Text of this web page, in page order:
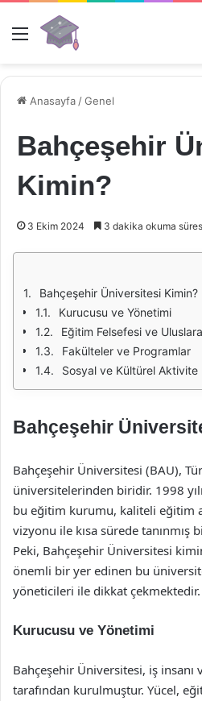
Menü
Anasayfa /Genel
Bahçeşehir
Kimin?
3 Ekim 2024 3 dakika okuma
Bahçeşehir Üniversitesi Kimin?
Kurucusu ve Yönetimi
Eğitim Felsefesi ve
Fakülteler ve Programlar
Sosyal ve Kültürel Aktivite
Bahçeşehir
Bahçeşehir Üniversitesi (BAU),
üniversitelerinden biridir. 1998
bu eğitim kurumu, kaliteli eğitim
vizyonu ile kısa sürede tanınmış
Peki, Bahçeşehir Üniversitesi
önemli bir yer edinen bu
yöneticileri ile dikkat çekmektedir.
Kurucusu ve Yönetimi
Bahçeşehir Üniversitesi, iş insanı
tarafından kurulmuştur. Yücel,